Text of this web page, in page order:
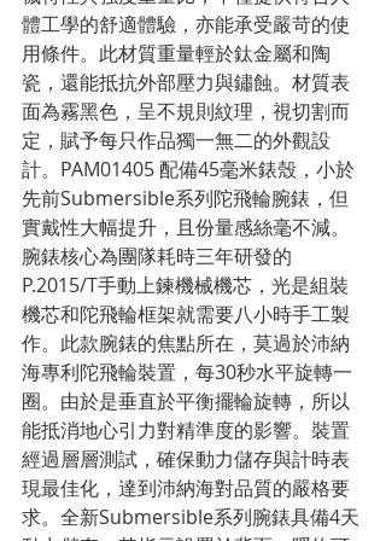
體工學的舒適體驗，亦能承受嚴苛的使
用條件。此材質重量輕於鈦金屬和陶
瓷，還能抵抗外部壓力與鏽蝕。材質表
面為霧黑色，呈不規則紋理，視切割而
定，賦予每只作品獨一無二的外觀設
計。PAM01405 配備45毫米錶殼，小於
先前Submersible系列陀飛輪腕錶，但
實戴性大幅提升，且份量感絲毫不減。
腕錶核心為團隊耗時三年研發的
P.2015/T手動上鍊機械機芯，光是組裝
機芯和陀飛輪框架就需要八小時手工製
作。此款腕錶的焦點所在，莫過於沛納
海專利陀飛輪裝置，每30秒水平旋轉一
圈。由於是垂直於平衡擺輪旋轉，所以
能抵消地心引力對精準度的影響。裝置
經過層層測試，確保動力儲存與計時表
現最佳化，達到沛納海對品質的嚴格要
求。全新Submersible系列腕錶具備4天